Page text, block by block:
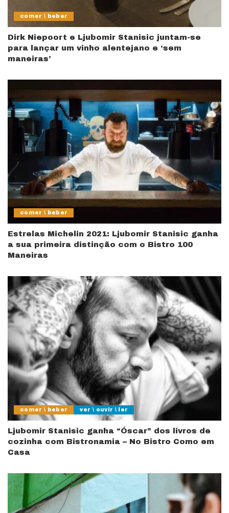
comer \ beber
Dirk Niepoort e Ljubomir Stanisic juntam-se
para lançar um vinho alentejano e ‘sem
maneiras’
comer \ beber
Estrelas Michelin 2021: Ljubomir Stanisic ganha
a sua primeira distinção com o Bistro 100
Maneiras
comer \ beber ver \ ouvir \ ler
Ljubomir Stanisic ganha “Óscar” dos livros de
cozinha com Bistronamia – No Bistro Como em
Casa